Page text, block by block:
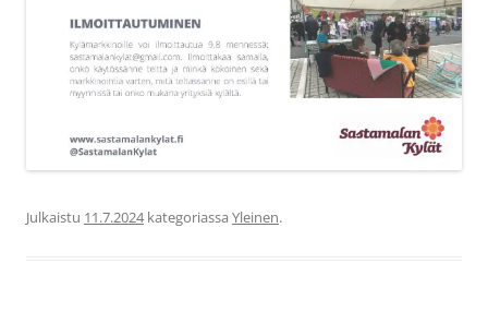
Julkaistu 11.7.2024kategoriassa Yleinen.